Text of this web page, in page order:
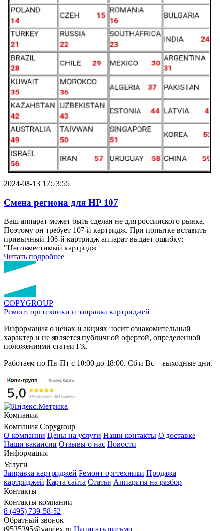
2024-08-13 17:23:55
Смена региона для HP 107
Ваш аппарат может быть сделан не для российского рынка.
Поэтому он требует 107-й картридж. При попытке вставить
привычный 106-й картридж аппарат выдает ошибку:
"Несовместимый картридж...
Читать подробнее
COPYGROUP
Ремонт оргтехники и заправка картриджей
Информация о ценах и акциях носит ознакомительный
характер и не является публичной офертой, определенной
положениями статей ГК.
Работаем по Пн-Пт с 10:00 до 18:00. Сб и Вс – выходные дни.
Компания
Компания Copygroup
О компании Цены на услуги Наши контакты О доставке
Наши вакансии Отзывы о нас Новости
Информация
Услуги
Заправка картриджей Ремонт оргтехники Продажа
картриджей Карта сайта Статьи Аппараты на разбор
Контакты
Контакты компании
8 (495) 739-58-52
Обратный звонок
t9535395@yandex.ru Написать письмо